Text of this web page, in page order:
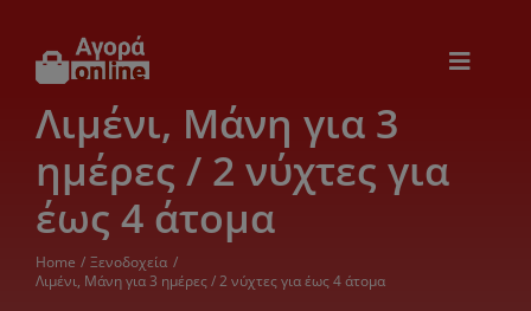
περιεχόμενο
Toggle
Εικόνα & Ήχος
Παιχνίδια
Θέρμανση – Ψύξη
Λιμένι, Μάνη για 3
ημέρες / 2 νύχτες για
έως 4 άτομα
Home
Ξενοδοχεία
Λιμένι, Μάνη για 3 ημέρες / 2 νύχτες για έως 4 άτομα